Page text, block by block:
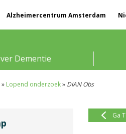
Alzheimercentrum Amsterdam
Dementie
» Lopend onderzoek» DIAN Obs
Ga